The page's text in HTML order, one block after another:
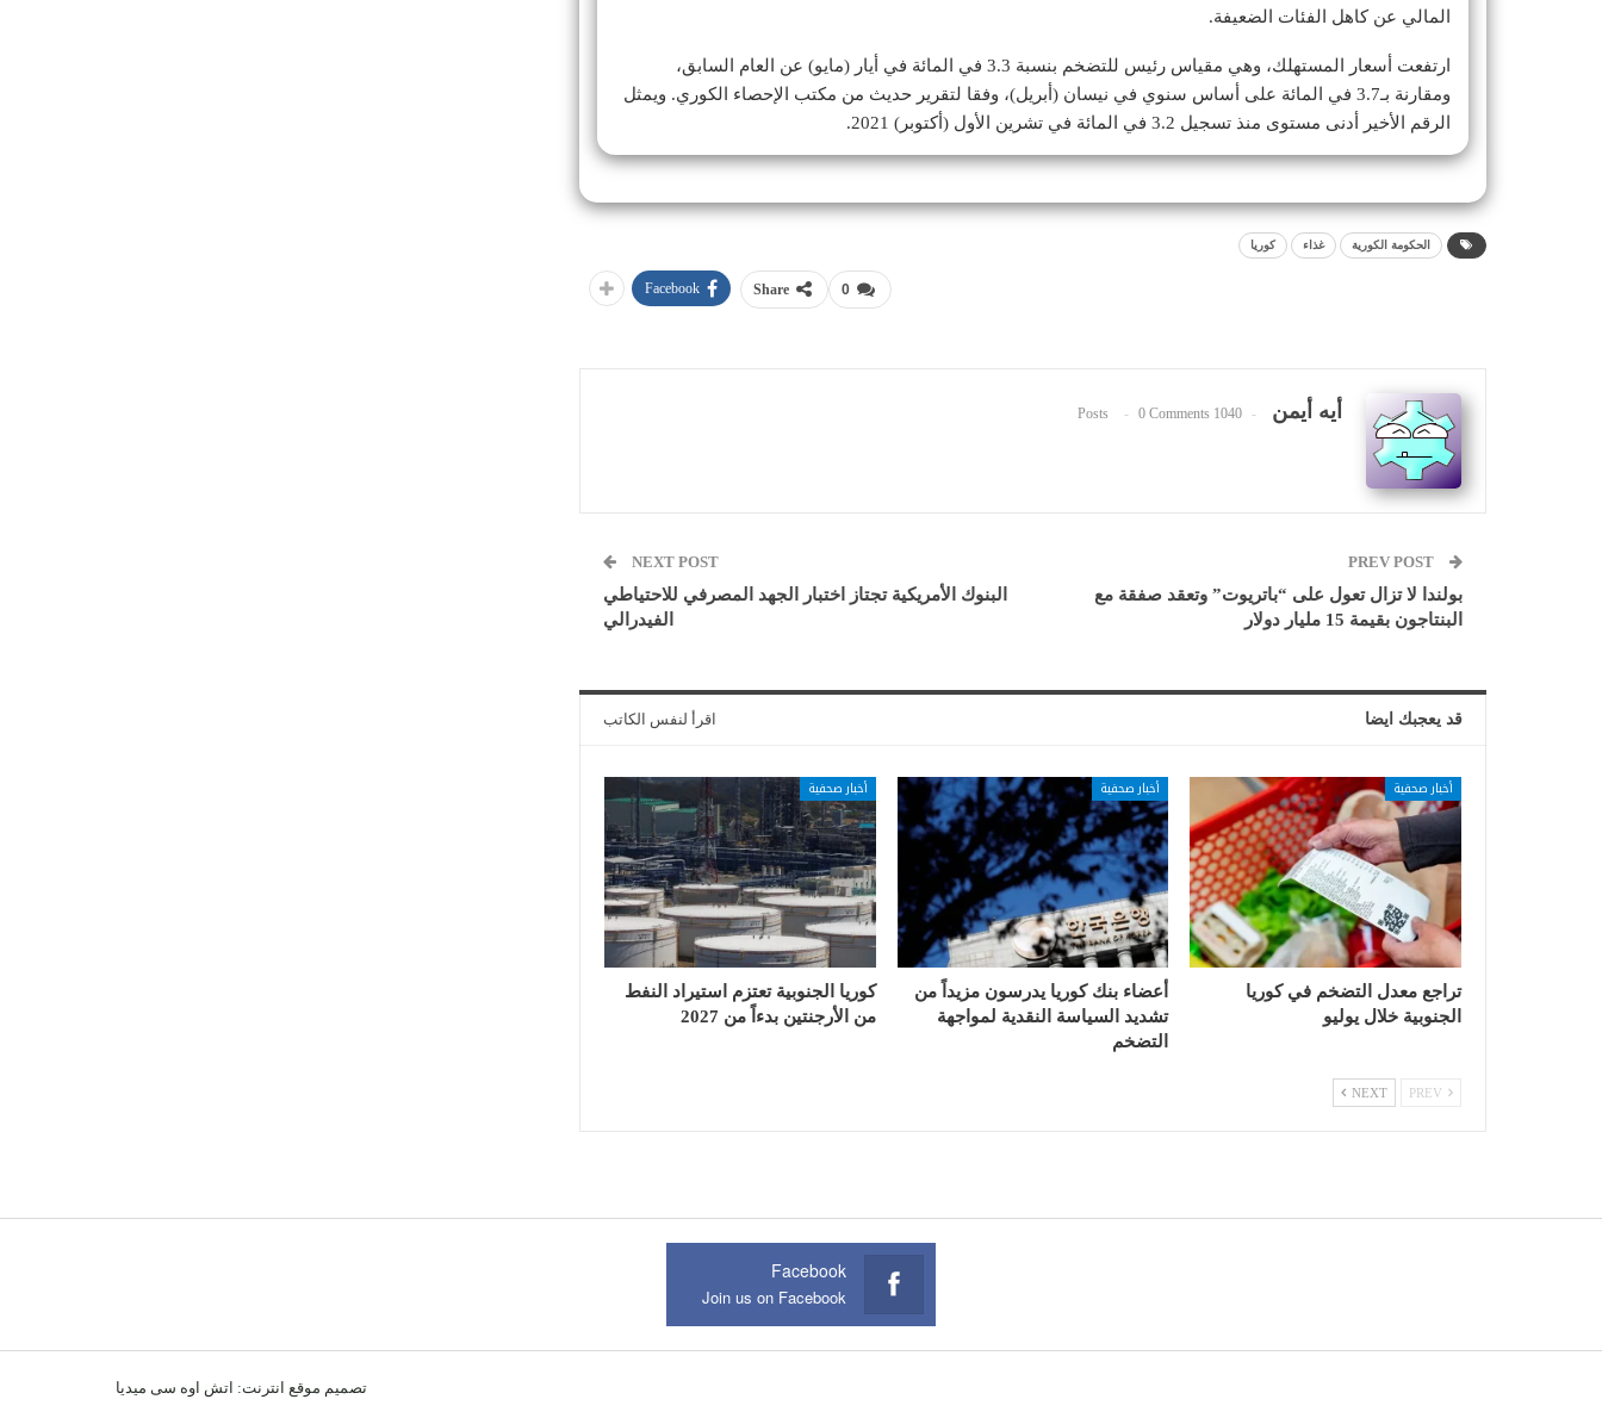
المالي عن كاهل الفئات الضعيفة.
ارتفعت أسعار المستهلك، وهي مقياس رئيس للتضخم بنسبة 3.3 في المائة في أيار (مايو) عن العام السابق،
ومقارنة بـ3.7 في المائة على أساس سنوي في نيسان (أبريل)، وفقا لتقرير حديث من مكتب الإحصاء الكوري. ويمثل
الرقم الأخير أدنى مستوى منذ تسجيل 3.2 في المائة في تشرين الأول (أكتوبر) 2021.
الحكومة الكورية غذاء كوريا
0
Share
Facebook
أيه أيمن 1040 Posts
0 Comments
بولندا لا تزال تعول على “باتريوت” وتعقد صفقة مع
البنتاجون بقيمة 15 مليار دولار
NEXT POST
البنوك الأمريكية تجتاز اختبار الجهد المصرفي للاحتياطي
الفيدرالي
قد يعجبك ايضا اقرأ لنفس الكاتب
أخبار صحفية
تراجع معدل التضخم في كوريا
الجنوبية خلال يوليو
أخبار صحفية
أعضاء بنك كوريا يدرسون مزيداً من
تشديد السياسة النقدية لمواجهة
التضخم
أخبار صحفية
كوريا الجنوبية تعتزم استيراد النفط
من الأرجنتين بدءاً من 2027
NEXT
Facebook
Join us on Facebook
تصميم موقع انترنت: اتش اوه سى ميديا